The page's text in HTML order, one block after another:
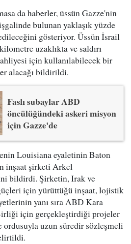
da haberler, üssün Gazze'nin
bulunan yaklaşık yüzde
gösteriyor. Üssün İsrail
uzaklıkta ve saldırı
için kullanılabilecek bir
alacağı bildirildi.
Faslı subaylar ABD
öncülüğündeki askeri misyon
için Gazze'de
Louisiana eyaletinin Baton
inşaat şirketi Arkel
bildirdi. Şirketin, Irak ve
için yürüttüğü inşaat, lojistik
yanı sıra ABD Kara
için gerçekleştirdiği projeler
uzun süredir sözleşmeli